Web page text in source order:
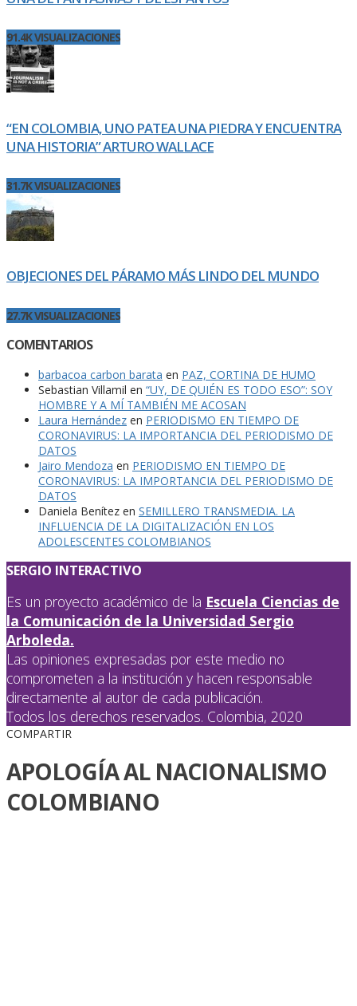
91.4K VISUALIZACIONES
“EN COLOMBIA, UNO PATEA UNA PIEDRA Y ENCUENTRA
UNA HISTORIA” ARTURO WALLACE
31.7K VISUALIZACIONES
OBJECIONES DEL PÁRAMO MÁS LINDO DEL MUNDO
27.7K VISUALIZACIONES
COMENTARIOS
barbacoa carbon barata en PAZ, CORTINA DE HUMO
Sebastian Villamil en “UY, DE QUIÉN ES TODO ESO”: SOY
HOMBRE Y A MÍ TAMBIÉN ME ACOSAN
Laura Hernández en PERIODISMO EN TIEMPO DE
CORONAVIRUS: LA IMPORTANCIA DEL PERIODISMO DE
DATOS
Jairo Mendoza en PERIODISMO EN TIEMPO DE
CORONAVIRUS: LA IMPORTANCIA DEL PERIODISMO DE
DATOS
Daniela Benítez en SEMILLERO TRANSMEDIA. LA
INFLUENCIA DE LA DIGITALIZACIÓN EN LOS
ADOLESCENTES COLOMBIANOS
SERGIO INTERACTIVO
Es un proyecto académico de la Escuela Ciencias de
la Comunicación de la Universidad Sergio
Arboleda.
Las opiniones expresadas por este medio no
comprometen a la institución y hacen responsable
directamente al autor de cada publicación.
Todos los derechos reservados. Colombia, 2020
COMPARTIR
APOLOGÍA AL NACIONALISMO
COLOMBIANO